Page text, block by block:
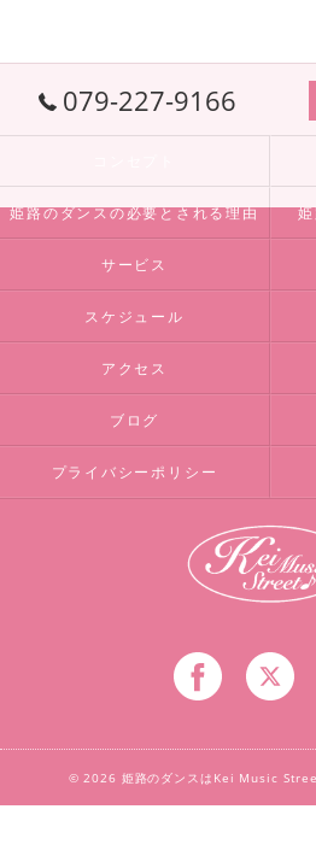
079-227-9166
姫路のダンスの必要とされる理由
サービス
スケジュール
アクセス
ブログ
プライバシーポリシー
© 2026 姫路のダンスはKei Music